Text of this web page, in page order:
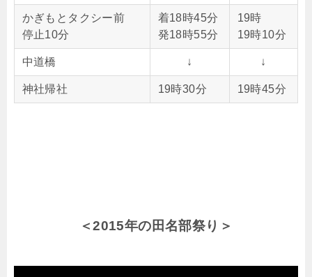
かぎもとタクシー前
停止10分
着18時45分
発18時55分
19時
19時10分
中道橋 ↓ ↓
神社帰社 19時30分 19時45分
＜2015年の田名部祭り＞